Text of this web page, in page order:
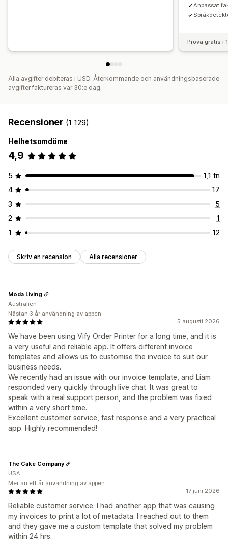
Anpassat
Prova gratis i
Alla avgifter debiteras i USD. Återkommande och användningsbaserade
avgifter faktureras var 30:e dag.
Recensioner (1 129)
Helhetsomdöme
4,9
5
1,1 tn
4
17
3
5
2
1
1
12
Skriv en recension Alla recensioner
5 augusti 2026
We have been using Vify Order Printer for a long time, and it is
a very useful and reliable app. It offers different invoice
templates and allows us to customise the invoice to suit our
business needs.
We recently had an issue with our invoice template, and Liam
responded very quickly through live chat. It was great to
speak with a real support person, and the problem was fixed
within a very short time.
Excellent customer service, fast response and a very practical
app. Highly recommended!
Moda Living
Australien
Nästan 3 år användning av appen
17 juni 2026
Reliable customer service. I had another app that was causing
my invoices to print a lot of metadata. I reached out to them
and they gave me a custom template that solved my problem
within 24 hrs.
The Cake Company
USA
Mer än ett år användning av appen